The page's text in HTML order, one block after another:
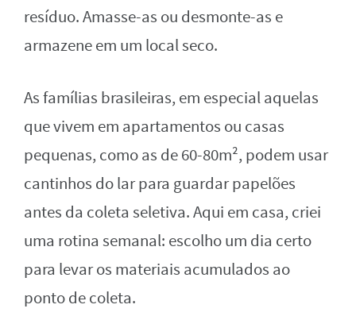
resíduo. Amasse-as ou desmonte-as e
armazene em um local seco.
As famílias brasileiras, em especial aquelas
que vivem em apartamentos ou casas
pequenas, como as de 60-80m², podem usar
cantinhos do lar para guardar papelões
antes da coleta seletiva. Aqui em casa, criei
uma rotina semanal: escolho um dia certo
para levar os materiais acumulados ao
ponto de coleta.